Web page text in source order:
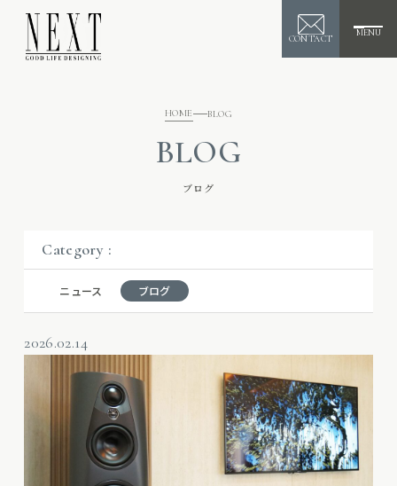
CONTACT
MENU
HOME BLOG
BLOG
ブログ
Category :
ニュース ブログ
2026.02.14